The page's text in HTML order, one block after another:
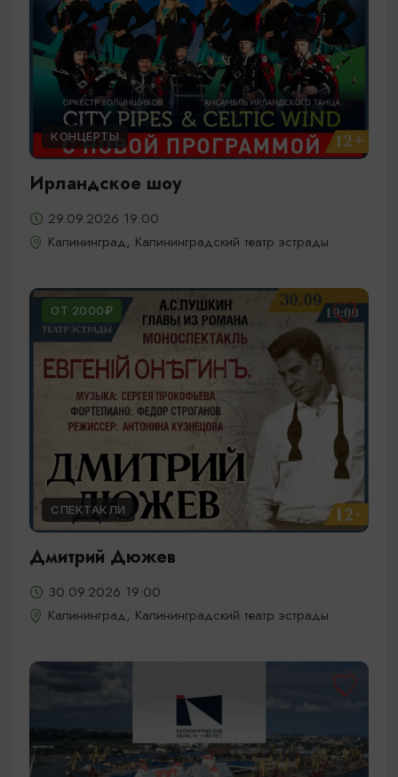
КОНЦЕРТЫ
Ирландское шоу
29.09.2026 19:00
Калининград, Калининградский театр эстрады
ОТ 2000₽
СПЕКТАКЛИ
Дмитрий Дюжев
30.09.2026 19:00
Калининград, Калининградский театр эстрады